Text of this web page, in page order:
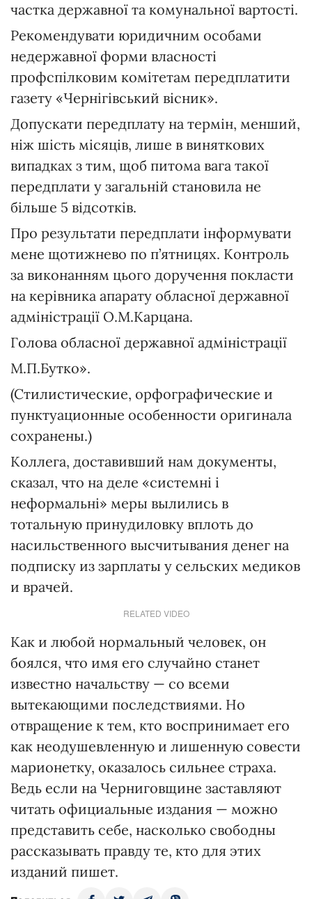
частка державної та комунальної вартості.
Рекомендувати юридичним особами
недержавної форми власності
профспілковим комітетам передплатити
газету «Чернігівський вісник».
Допускати передплату на термін, менший,
ніж шість місяців, лише в виняткових
випадках з тим, щоб питома вага такої
передплати у загальній становила не
більше 5 відсотків.
Про результати передплати інформувати
мене щотижнево по п’ятницях. Контроль
за виконанням цього доручення покласти
на керівника апарату обласної державної
адміністрації О.М.Карцана.
Голова обласної державної адміністрації
М.П.Бутко».
(Стилистические, орфографические и
пунктуационные особенности оригинала
сохранены.)
Коллега, доставивший нам документы,
сказал, что на деле «системні і
неформальні» меры вылились в
тотальную принудиловку вплоть до
насильственного высчитывания денег на
подписку из зарплаты у сельских медиков
и врачей.
RELATED VIDEO
Как и любой нормальный человек, он
боялся, что имя его случайно станет
известно начальству — со всеми
вытекающими последствиями. Но
отвращение к тем, кто воспринимает его
как неодушевленную и лишенную совести
марионетку, оказалось сильнее страха.
Ведь если на Черниговщине заставляют
читать официальные издания — можно
представить себе, насколько свободны
рассказывать правду те, кто для этих
изданий пишет.